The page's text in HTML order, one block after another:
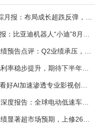
华西证券-健盛集团-603558-毛利率稳步提升，期待下半年无缝加速-260804
太平洋证券-涛涛车业-301345-深度报告：全球电动低速车龙头，掘金户外休闲黄金赛道-260730